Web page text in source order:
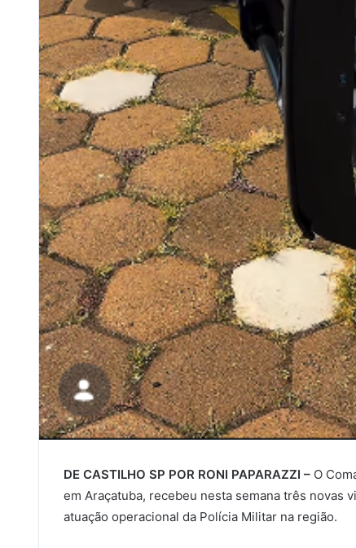
DE CASTILHO SP POR RONI PAPARAZZI – O
em Araçatuba, recebeu nesta semana três novas
atuação operacional da Polícia Militar na região.